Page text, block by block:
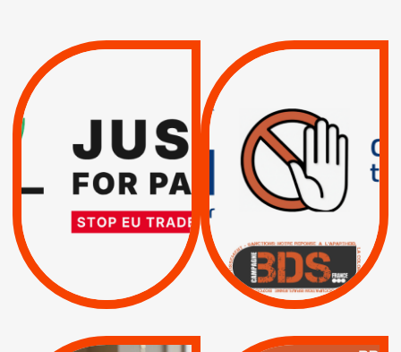
VIOLATIONS DES
SUSPENSION
TOTALE DE
L’ACCORD
D’ASSOCIATION UE-
ISRAËL
| Actus Pétitions
RESPECT DU DROIT
INTERNATIONAL ?
TRUMP, MACRON :
MÊME COMBAT
| Actus |
| Boycott militaire |
Lettres d'interpellation